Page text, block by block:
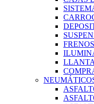
FRENOS